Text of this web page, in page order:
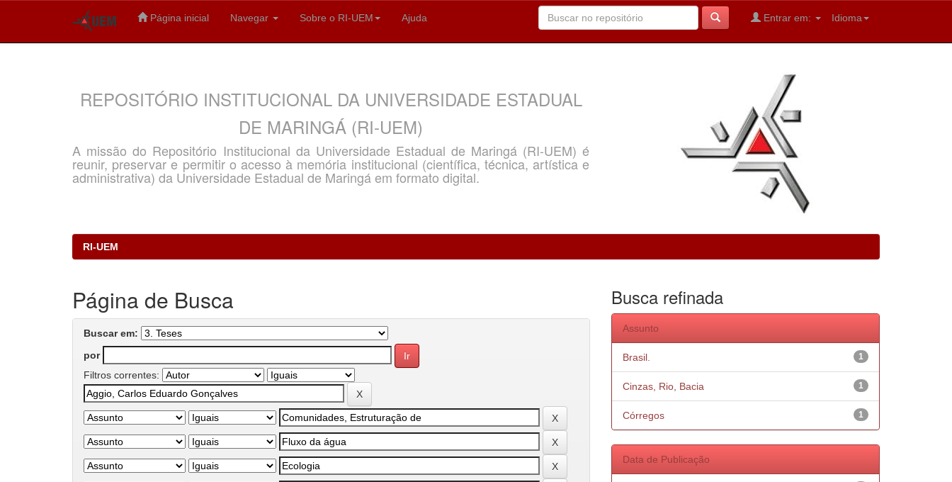
Página inicial Navegar Sobre o RI-UEM Ajuda Idioma
Entrar em:
REPOSITÓRIO INSTITUCIONAL DA UNIVERSIDADE ESTADUAL
DE MARINGÁ (RI-UEM)
A missão do Repositório Institucional da Universidade Estadual de Maringá (RI-UEM) é
reunir, preservar e permitir o acesso à memória institucional (científica, técnica, artística e
administrativa) da Universidade Estadual de Maringá em formato digital.
RI-UEM
Página de Busca
Buscar em:
por
Filtros correntes:
Busca refinada
Assunto
1
Brasil.
1
Cinzas, Rio, Bacia
1
Córregos
Data de Publicação